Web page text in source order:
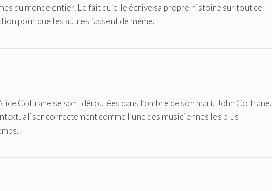
du monde entier. Le fait qu’elle écrive sa propre histoire sur tout ce
pour que les autres fassent de même.
Coltrane se sont déroulées dans l’ombre de son mari, John Coltrane.
correctement comme l’une des musiciennes les plus